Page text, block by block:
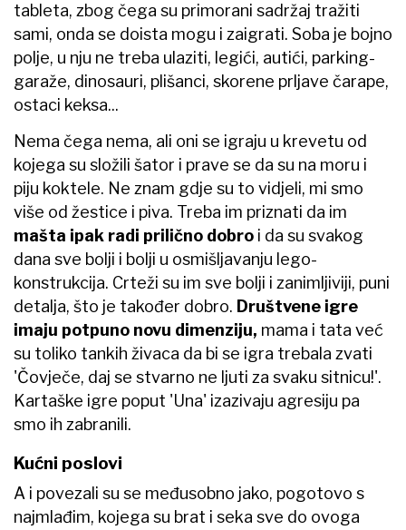
tableta, zbog čega su primorani sadržaj tražiti
sami, onda se doista mogu i zaigrati. Soba je bojno
polje, u nju ne treba ulaziti, legići, autići, parking-
garaže, dinosauri, plišanci, skorene prljave čarape,
ostaci keksa...
Nema čega nema, ali oni se igraju u krevetu od
kojega su složili šator i prave se da su na moru i
piju koktele. Ne znam gdje su to vidjeli, mi smo
više od žestice i piva. Treba im priznati da im
mašta ipak radi prilično dobro i da su svakog
dana sve bolji i bolji u osmišljavanju lego-
konstrukcija. Crteži su im sve bolji i zanimljiviji, puni
detalja, što je također dobro. Društvene igre
imaju potpuno novu dimenziju, mama i tata već
su toliko tankih živaca da bi se igra trebala zvati
'Čovječe, daj se stvarno ne ljuti za svaku sitnicu!'.
Kartaške igre poput 'Una' izazivaju agresiju pa
smo ih zabranili.
Kućni poslovi
A i povezali su se međusobno jako, pogotovo s
najmlađim, kojega su brat i seka sve do ovoga